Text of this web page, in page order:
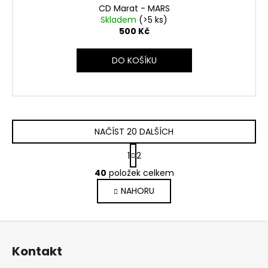
CD Marat - MARS
Skladem (>5 ks)
500 Kč
DO KOŠÍKU
O
v
l
á
d
NAČÍST 20 DALŠÍCH
S
t
r
á
n
k
1 2
40 položek celkem
NAHORU
Z
Kontakt